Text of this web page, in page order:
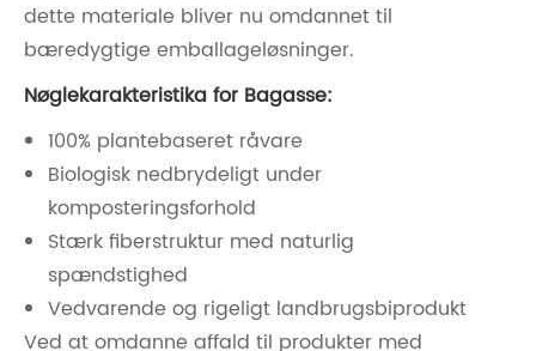
dette materiale bliver nu omdannet til
bæredygtige emballageløsninger.
Nøglekarakteristika for Bagasse:
100% plantebaseret råvare
Biologisk nedbrydeligt under
komposteringsforhold
Stærk fiberstruktur med naturlig
spændstighed
Vedvarende og rigeligt landbrugsbiprodukt
Ved at omdanne affald til produkter med